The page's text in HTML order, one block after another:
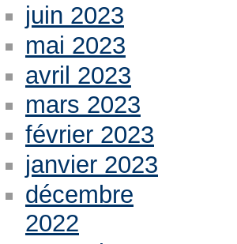
juin 2023
mai 2023
avril 2023
mars 2023
février 2023
janvier 2023
décembre
2022